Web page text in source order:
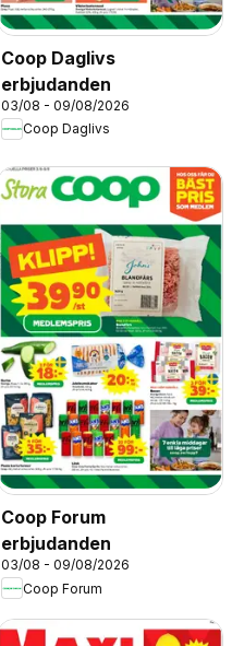
Coop Daglivs
erbjudanden
03/08 - 09/08/2026
Coop Daglivs
Coop Forum
erbjudanden
03/08 - 09/08/2026
Coop Forum